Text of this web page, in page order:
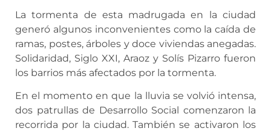
La tormenta de esta madrugada en la ciudad
generó algunos inconvenientes como la caída de
ramas, postes, árboles y doce viviendas anegadas.
Solidaridad, Siglo XXI, Araoz y Solís Pizarro fueron
los barrios más afectados por la tormenta.
En el momento en que la lluvia se volvió intensa,
dos patrullas de Desarrollo Social comenzaron la
recorrida por la ciudad. También se activaron los